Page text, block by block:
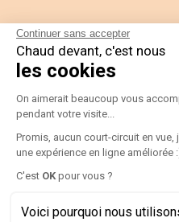
Continuer sans accepter
Chaud devant, c'est nous
les cookies
Plateforme de
On aimerait beaucoup vous
pendant votre visite...
Promis, aucun court-circuit en
une expérience en ligne améliorée
C'est OK pour vous ?
Voici pourquoi nous
Gtin/ean :
Déviation : N/A
Code douane :
Désignation :
Unité de contenu : PC
Valeur échelle normale :
d'emballage :